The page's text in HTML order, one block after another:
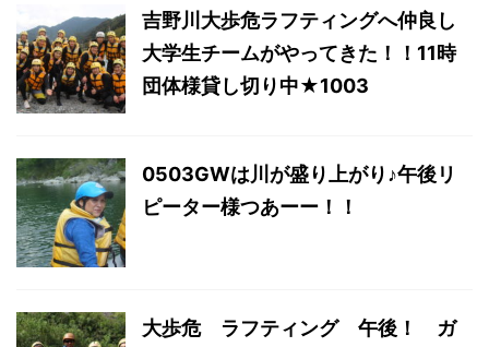
吉野川大歩危ラフティングへ仲良し
大学生チームがやってきた！！11時
団体様貸し切り中★1003
0503GWは川が盛り上がり♪午後リ
ピーター様つあーー！！
大歩危 ラフティング 午後！ ガ